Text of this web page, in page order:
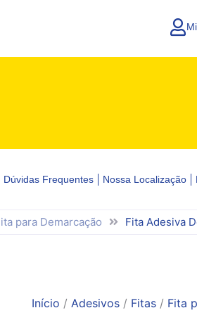
Dúvidas Frequentes Nossa Localização
para Demarcação Fita Adesiva
Início / Adesivos/ Fitas/ Fita